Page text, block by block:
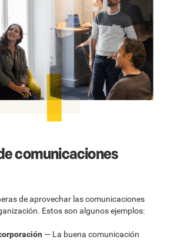
comunicaciones
de aprovechar las comunicaciones
Estos son algunos ejemplos:
— La buena comunicación